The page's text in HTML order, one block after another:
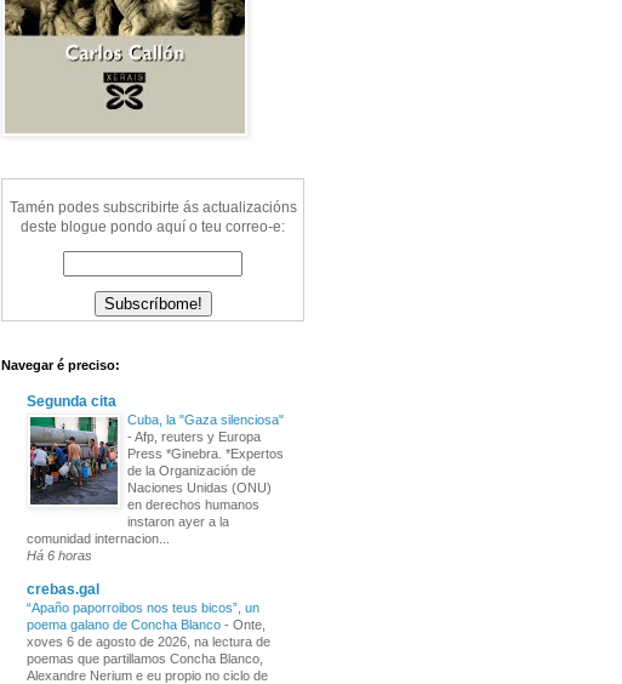
Tamén podes subscribirte ás actualizacións
deste blogue pondo aquí o teu correo-e:
Navegar é preciso:
Segunda cita
Cuba, la "Gaza silenciosa"
- Afp, reuters y Europa
Press *Ginebra. *Expertos
de la Organización de
Naciones Unidas (ONU)
en derechos humanos
instaron ayer a la
comunidad internacion...
Há 6 horas
crebas.gal
“Apaño paporroibos nos teus bicos”, un
poema galano de Concha Blanco - Onte,
xoves 6 de agosto de 2026, na lectura de
poemas que partillamos Concha Blanco,
Alexandre Nerium e eu propio no ciclo de